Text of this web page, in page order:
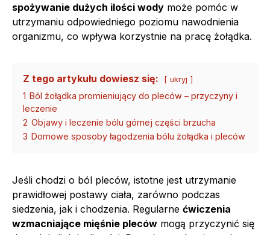
spożywanie dużych ilości wody może pomóc w
utrzymaniu odpowiedniego poziomu nawodnienia
organizmu, co wpływa korzystnie na pracę żołądka.
Z tego artykułu dowiesz się: ukryj
1 Ból żołądka promieniujący do pleców – przyczyny i
leczenie
2 Objawy i leczenie bólu górnej części brzucha
3 Domowe sposoby łagodzenia bólu żołądka i pleców
Jeśli chodzi o ból pleców, istotne jest utrzymanie
prawidłowej postawy ciała, zarówno podczas
siedzenia, jak i chodzenia. Regularne ćwiczenia
wzmacniające mięśnie pleców mogą przyczynić się